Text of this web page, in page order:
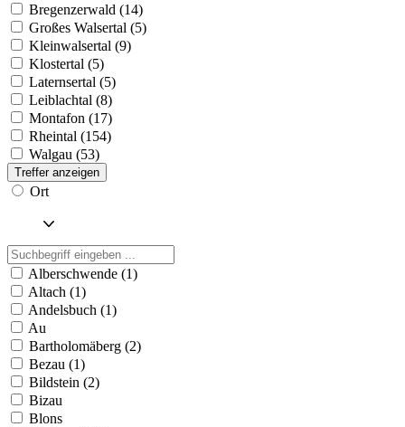
Bregenzerwald (14)
Großes Walsertal (5)
Kleinwalsertal (9)
Klostertal (5)
Laternsertal (5)
Leiblachtal (8)
Montafon (17)
Rheintal (154)
Walgau (53)
Treffer anzeigen
Ort
Alberschwende (1)
Altach (1)
Andelsbuch (1)
Au
Bartholomäberg (2)
Bezau (1)
Bildstein (2)
Bizau
Blons